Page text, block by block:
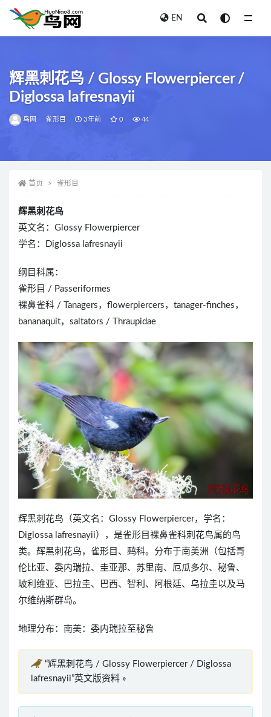
EN
辉黑刺花鸟 / Glossy Flowerpiercer /
Diglossa lafresnayii
鸟网 雀形目 3年前 0 44
首页 雀形目
辉黑刺花鸟
英文名：Glossy Flowerpiercer
学名：Diglossa lafresnayii
纲目科属：
雀形目 / Passeriformes
裸鼻雀科 / Tanagers，flowerpiercers，tanager-finches，
bananaquit，saltators / Thraupidae
辉黑刺花鸟（英文名：Glossy Flowerpiercer，学名：
Diglossa lafresnayii），是雀形目裸鼻雀科刺花鸟属的鸟
类。辉黑刺花鸟，雀形目、鹀科。分布于南美洲（包括哥
伦比亚、委内瑞拉、圭亚那、苏里南、厄瓜多尔、秘鲁、
玻利维亚、巴拉圭、巴西、智利、阿根廷、乌拉圭以及马
尔维纳斯群岛。
地理分布：南美：委内瑞拉至秘鲁
“辉黑刺花鸟 / Glossy Flowerpiercer / Diglossa
lafresnayii”英文版资料 »